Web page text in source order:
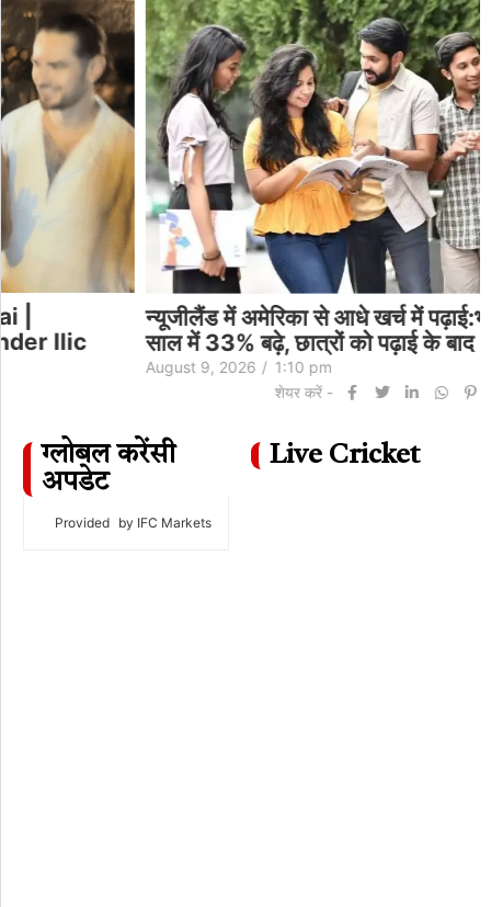
न्यूजीलैंड में अमेरिका से आधे खर्च में पढ़ाई:भारतीय छात्र 1
साल में 33% बढ़े, छात्रों को पढ़ाई के बाद 3…
1:10 pm
ग्लोबल करेंसी
अपडेट
Provided by IFC Markets
Live Cricket